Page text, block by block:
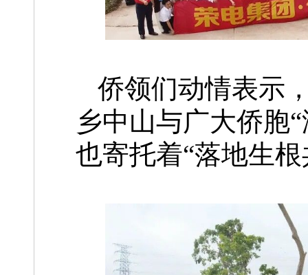
侨领们动情表示
乡中山与广大侨胞
也寄托着“落地生